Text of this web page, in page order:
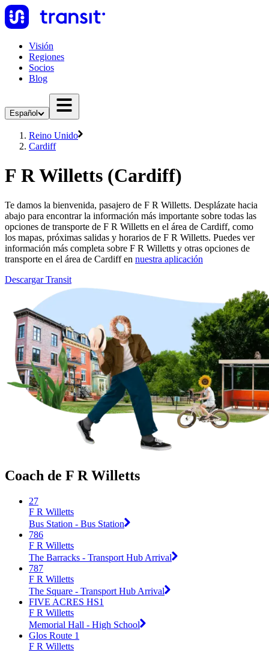
Visión
Regiones
Socios
Blog
Español
Reino Unido
Cardiff
F R Willetts (Cardiff)
Te damos la bienvenida, pasajero de F R Willetts. Desplázate hacia
abajo para encontrar la información más importante sobre todas las
opciones de transporte de F R Willetts en el área de Cardiff, como
los mapas, próximas salidas y horarios de F R Willetts. Puedes ver
información más completa sobre F R Willetts y otras opciones de
transporte en el área de Cardiff en nuestra aplicación
Descargar Transit
Coach de F R Willetts
27
F R Willetts
Bus Station - Bus Station
786
F R Willetts
The Barracks - Transport Hub Arrival
787
F R Willetts
The Square - Transport Hub Arrival
FIVE ACRES HS1
F R Willetts
Memorial Hall - High School
Glos Route 1
F R Willetts